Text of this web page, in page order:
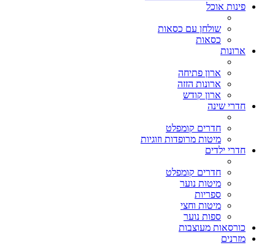
פינות אוכל
שולחן עם כסאות
כסאות
ארונות
ארון פתיחה
ארונות הזזה
ארון קודש
חדרי שינה
חדרים קומפלט
מיטות מרופדות וזוגיות
חדרי ילדים
חדרים קומפלט
מיטות נוער
ספריות
מיטות וחצי
ספות נוער
כורסאות מעוצבות
מזרנים